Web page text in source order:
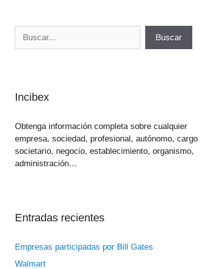
Buscar
Incibex
Obtenga información completa sobre cualquier
empresa, sociedad, profesional, autónomo, cargo
societario, negocio, establecimiento, organismo,
administración…
Entradas recientes
Empresas participadas por Bill Gates
Walmart